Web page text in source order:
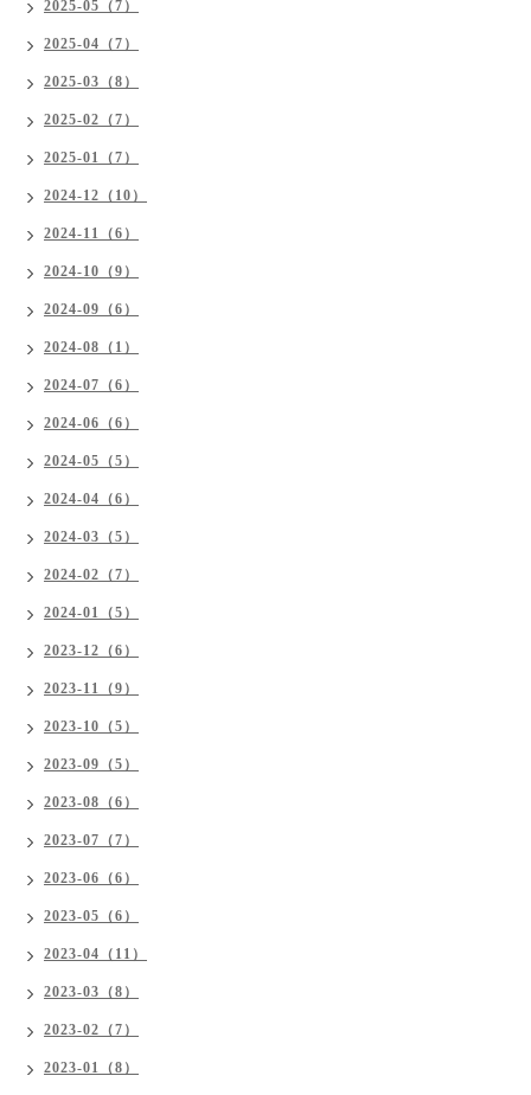
2025-05（7）
2025-04（7）
2025-03（8）
2025-02（7）
2025-01（7）
2024-12（10）
2024-11（6）
2024-10（9）
2024-09（6）
2024-08（1）
2024-07（6）
2024-06（6）
2024-05（5）
2024-04（6）
2024-03（5）
2024-02（7）
2024-01（5）
2023-12（6）
2023-11（9）
2023-10（5）
2023-09（5）
2023-08（6）
2023-07（7）
2023-06（6）
2023-05（6）
2023-04（11）
2023-03（8）
2023-02（7）
2023-01（8）